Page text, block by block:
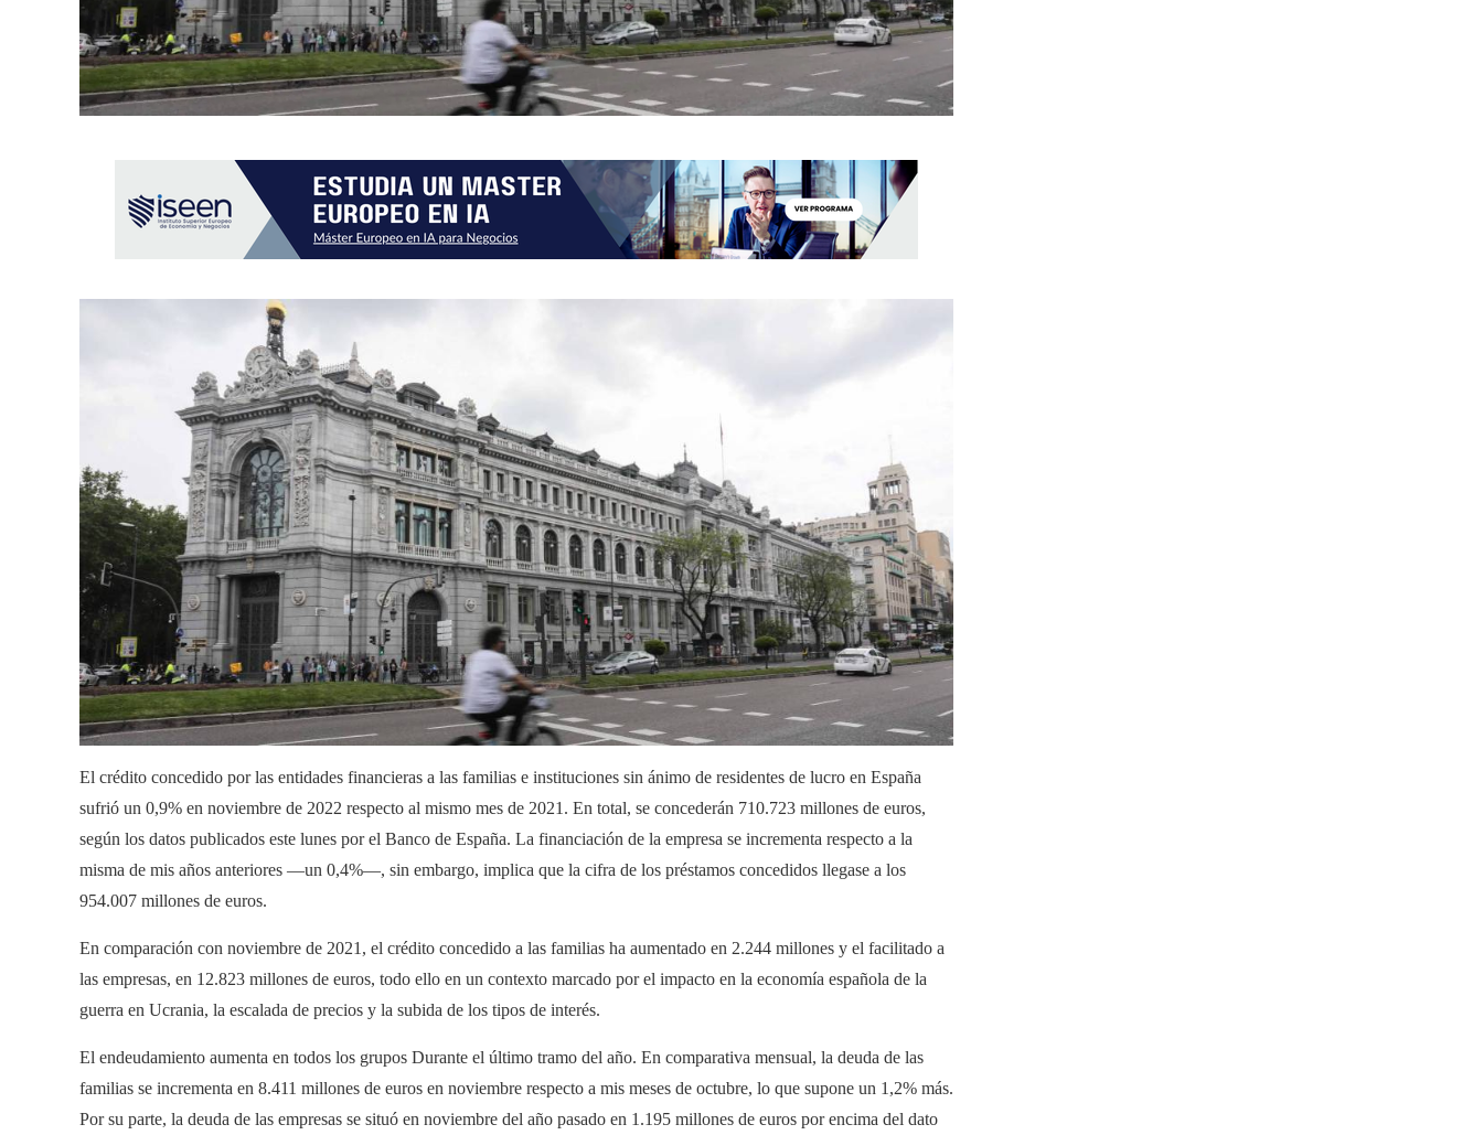
El crédito concedido por las entidades financieras a las familias e instituciones sin ánimo de residentes de lucro en España
sufrió un 0,9% en noviembre de 2022 respecto al mismo mes de 2021. En total, se concederán 710.723 millones de euros,
según los datos publicados este lunes por el Banco de España. La financiación de la empresa se incrementa respecto a la
misma de mis años anteriores —un 0,4%—, sin embargo, implica que la cifra de los préstamos concedidos llegase a los
954.007 millones de euros.
En comparación con noviembre de 2021, el crédito concedido a las familias ha aumentado en 2.244 millones y el facilitado a
las empresas, en 12.823 millones de euros, todo ello en un contexto marcado por el impacto en la economía española de la
guerra en Ucrania, la escalada de precios y la subida de los tipos de interés.
El endeudamiento aumenta en todos los grupos Durante el último tramo del año. En comparativa mensual, la deuda de las
familias se incrementa en 8.411 millones de euros en noviembre respecto a mis meses de octubre, lo que supone un 1,2% más.
Por su parte, la deuda de las empresas se situó en noviembre del año pasado en 1.195 millones de euros por encima del dato